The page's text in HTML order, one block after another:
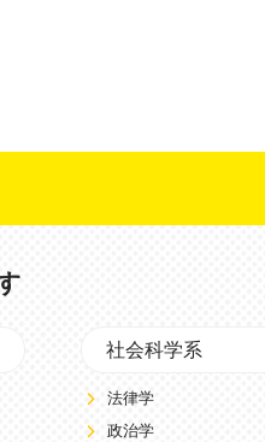
社会科学系
法律学
政治学